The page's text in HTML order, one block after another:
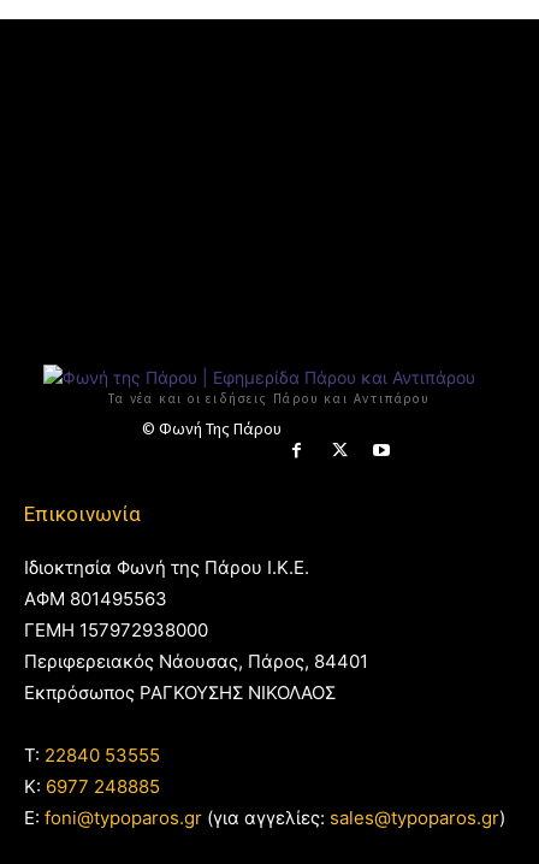
Τα νέα και οι ειδήσεις Πάρου και Αντιπάρου
© Φωνή Της Πάρου
Επικοινωνία
Ιδιοκτησία Φωνή της Πάρου Ι.Κ.Ε.
ΑΦΜ 801495563
ΓΕΜΗ 157972938000
Περιφερειακός Νάουσας, Πάρος, 84401
Εκπρόσωπος ΡΑΓΚΟΥΣΗΣ ΝΙΚΟΛΑΟΣ
T: 22840 53555
Κ: 6977 248885
E: foni@typoparos.gr (για αγγελίες: sales@typoparos.gr)